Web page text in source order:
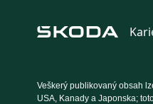
Veškerý publikovaný obsah
USA, Kanady a Japonska;